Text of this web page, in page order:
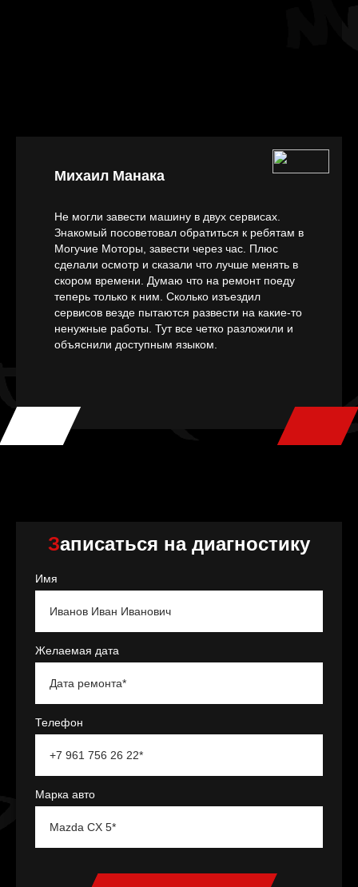
Михаил Манака
Не могли завести машину в двух сервисах.
Знакомый посоветовал обратиться к ребятам в
Могучие Моторы, завести через час. Плюс
сделали осмотр и сказали что лучше менять в
скором времени. Думаю что на ремонт поеду
теперь только к ним. Сколько изъездил
сервисов везде пытаются развести на какие-то
ненужные работы. Тут все четко разложили и
объяснили доступным языком.
Записаться на диагностику
Имя
Желаемая дата
Телефон
Марка авто